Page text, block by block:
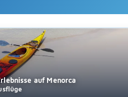
auf Menorca